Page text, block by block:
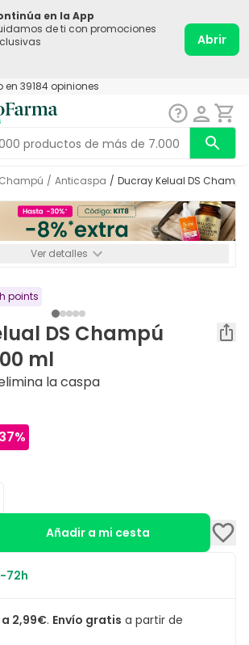
en la App
de ti con promociones
Abrir
en 39184 opiniones
Champú / Anticaspa / Ducray Kelual DS
Ver detalles
acumulable.
points
DS Champú
ml
la caspa
37%
Añadir a mi cesta
72h
a 2,99€. Envío gratis a partir de